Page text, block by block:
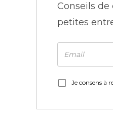
Conseils de
petites
Je consens à